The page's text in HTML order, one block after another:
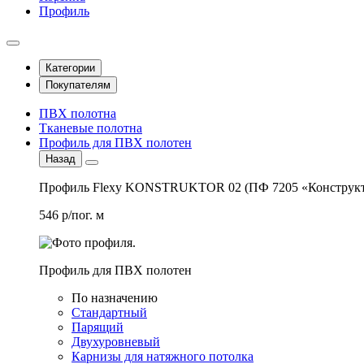
Профиль
Категории
Покупателям
ПВХ полотна
Тканевые полотна
Профиль для ПВХ полотен
Назад
Профиль Flexy KONSTRUKTOR 02 (ПФ 7205
546 р/пог. м
Профиль для ПВХ полотен
По назначению
Стандартный
Парящий
Двухуровневый
Карнизы для натяжного потолка